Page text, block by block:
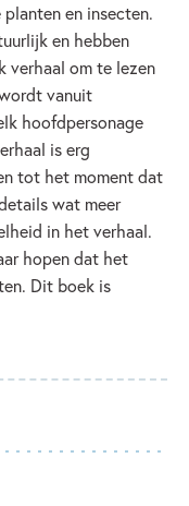
en insecten.
en hebben
verhaal om te lezen
vanuit
hoofdpersonage
is erg
tot het moment dat
wat meer
in het verhaal.
hopen dat het
Dit boek is